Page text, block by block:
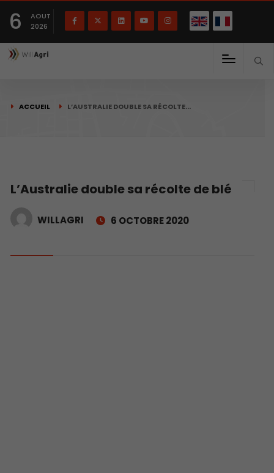
6
AOUT
2026
ACCUEIL L’AUSTRALIE DOUBLE SA RÉCOLTE…
L’Australie double sa récolte de blé
WILLAGRI 6 OCTOBRE 2020
Français English(English)